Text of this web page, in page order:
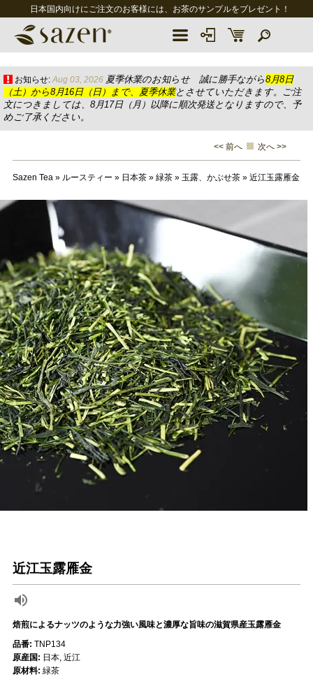
日本国内向けにご注文のお客様には、お茶のサンプルをプレゼント！
お知らせ: Aug 03, 2026 夏季休業のお知らせ 誠に勝手ながら8月8日
（土）から8月16日（日）まで、夏季休業とさせていただきます。ご注
文につきましては、8月17日（月）以降に順次発送となりますので、予
めご了承ください。
<< 前へ 次へ >>
Sazen Tea» ルースティー » 日本茶» 緑茶» 玉露、かぶせ茶» 近江玉露雁金
近江玉露雁金
焙煎によるナッツのような力強い風味と濃厚な旨味の滋賀県産玉露雁金
品番: TNP134
原産国: 日本, 近江
原材料: 緑茶